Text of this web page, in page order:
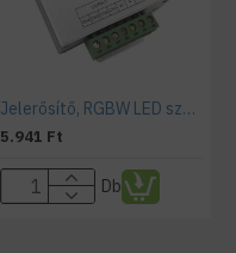
Jelerősítő, RGBW LED szalaghoz , 12-24VDC, 24A
5.941 Ft
Db